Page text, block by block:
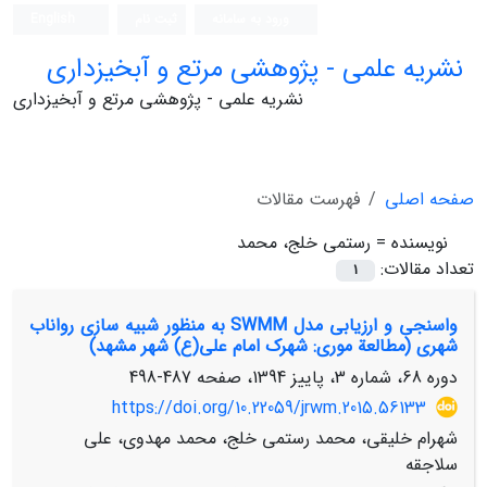
نشریه علمی - پژوهشی مرتع و آبخیزداری
نشریه علمی - پژوهشی مرتع و آبخیزداری
صفحه اصلی
فهرست مقالات
نویسنده = رستمی خلج، محمد
تعداد مقالات:
1
واسنجی و ارزیابی مدل SWMM به منظور شبیه‏ سازی رواناب
شهری (مطالعة موری: شهرک امام علی(ع) شهر مشهد)
دوره 68، شماره 3، پاییز 1394، صفحه
487-498
https://doi.org/10.22059/jrwm.2015.56133
شهرام خلیقی، محمد رستمی خلج، محمد مهدوی، علی
سلاجقه